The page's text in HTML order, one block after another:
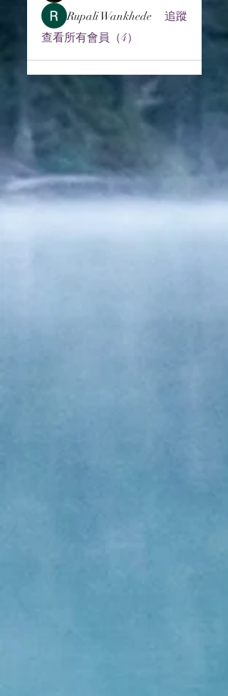
Rupali Wankhede
追蹤
查看所有會員（4）